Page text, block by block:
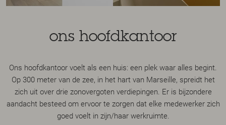
ons hoofdkantoor
Ons hoofdkantoor voelt als een huis: een plek waar alles begint.
Op 300 meter van de zee, in het hart van Marseille, spreidt het
zich uit over drie zonovergoten verdiepingen. Er is bijzondere
aandacht besteed om ervoor te zorgen dat elke medewerker zich
goed voelt in zijn/haar werkruimte.